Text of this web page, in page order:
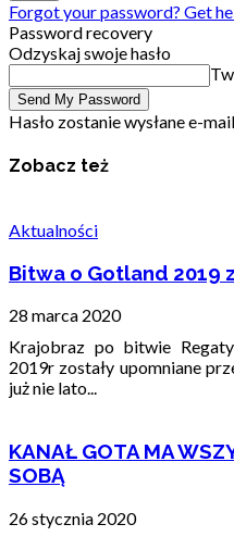
Forgot your password? Get
Password recovery
Odzyskaj swoje hasło
Hasło zostanie wysłane e-
Zobacz też
Aktualności
Bitwa o Gotland 2019
28 marca 2020
Krajobraz po bitwie
2019r zostały upomniane
już nie lato...
KANAŁ GOTA MA
SOBĄ
26 stycznia 2020